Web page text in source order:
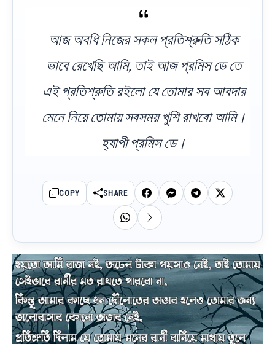
আজ অবধি নিজের সকল প্রতিশ্রুতি সঠিক
ভাবে রেখেছি আমি, তাই আজ প্রমিস ডে তে
এই প্রতিশ্রুতি রইলো যে তোমার সব আবদার
মেনে নিয়ে তোমায় সবসময় খুশি রাখবো আমি।
হ্যাপী প্রমিস ডে।
COPY SHARE